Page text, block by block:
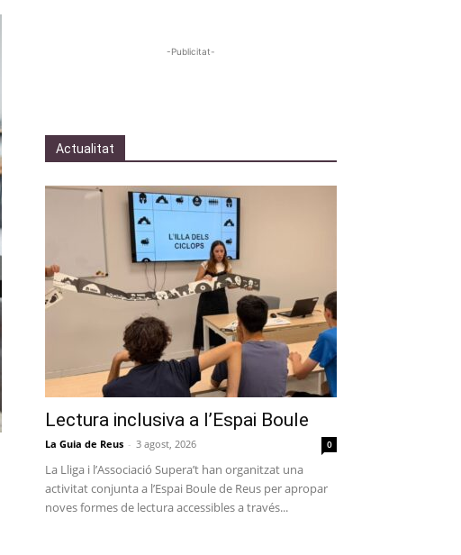
-Publicitat-
Actualitat
Lectura inclusiva a l’Espai Boule
La Guia de Reus - 3 agost, 2026 0
La Lliga i l’Associació Supera’t han organitzat una
activitat conjunta a l’Espai Boule de Reus per apropar
noves formes de lectura accessibles a través...